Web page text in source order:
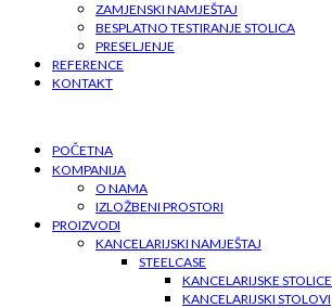
ZAMJENSKI NAMJEŠTAJ
BESPLATNO TESTIRANJE STOLICA
PRESELJENJE
REFERENCE
KONTAKT
POČETNA
KOMPANIJA
O NAMA
IZLOŽBENI PROSTORI
PROIZVODI
KANCELARIJSKI NAMJEŠTAJ
STEELCASE
KANCELARIJSKE STOLICE
KANCELARIJSKI STOLOVI